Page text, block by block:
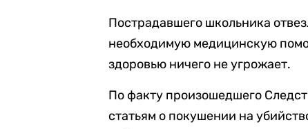
Пострадавшего школьника
необходимую медицинскую
здоровью ничего не угрожает.
По факту произошедшего
статьям о покушении на